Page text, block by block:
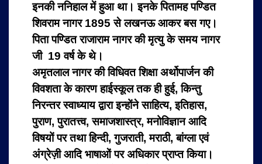
इनकी ननिहाल में हुआ था। इनके पितामह पण्डित
शिवराम नागर 1895 से लखनऊ आकर बस गए।
पिता पण्डित राजाराम नागर की मृत्यु के समय नागर
जी 19 वर्ष के थे।
अमृतलाल नागर की विधिवत शिक्षा अर्थोपार्जन की
विवशता के कारण हाईस्कूल तक ही हुई, किन्तु
निरन्तर स्वाध्याय द्वारा इन्होंने साहित्य, इतिहास,
पुराण, पुरातत्त्व, समाजशास्त्र, मनोविज्ञान आदि
विषयों पर तथा हिन्दी, गुजराती, मराठी, बांग्ला एवं
अंग्रेज़ी आदि भाषाओं पर अधिकार प्राप्त किया।